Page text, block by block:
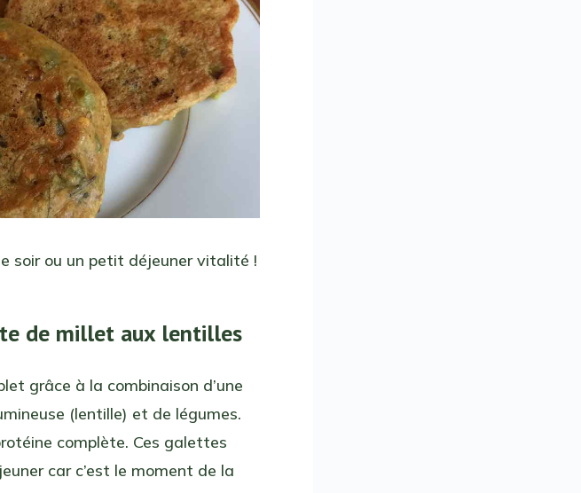
soir ou un petit déjeuner vitalité !
de millet aux lentilles
grâce à la combinaison d’une
(lentille) et de légumes.
complète. Ces galettes
car c’est le moment de la